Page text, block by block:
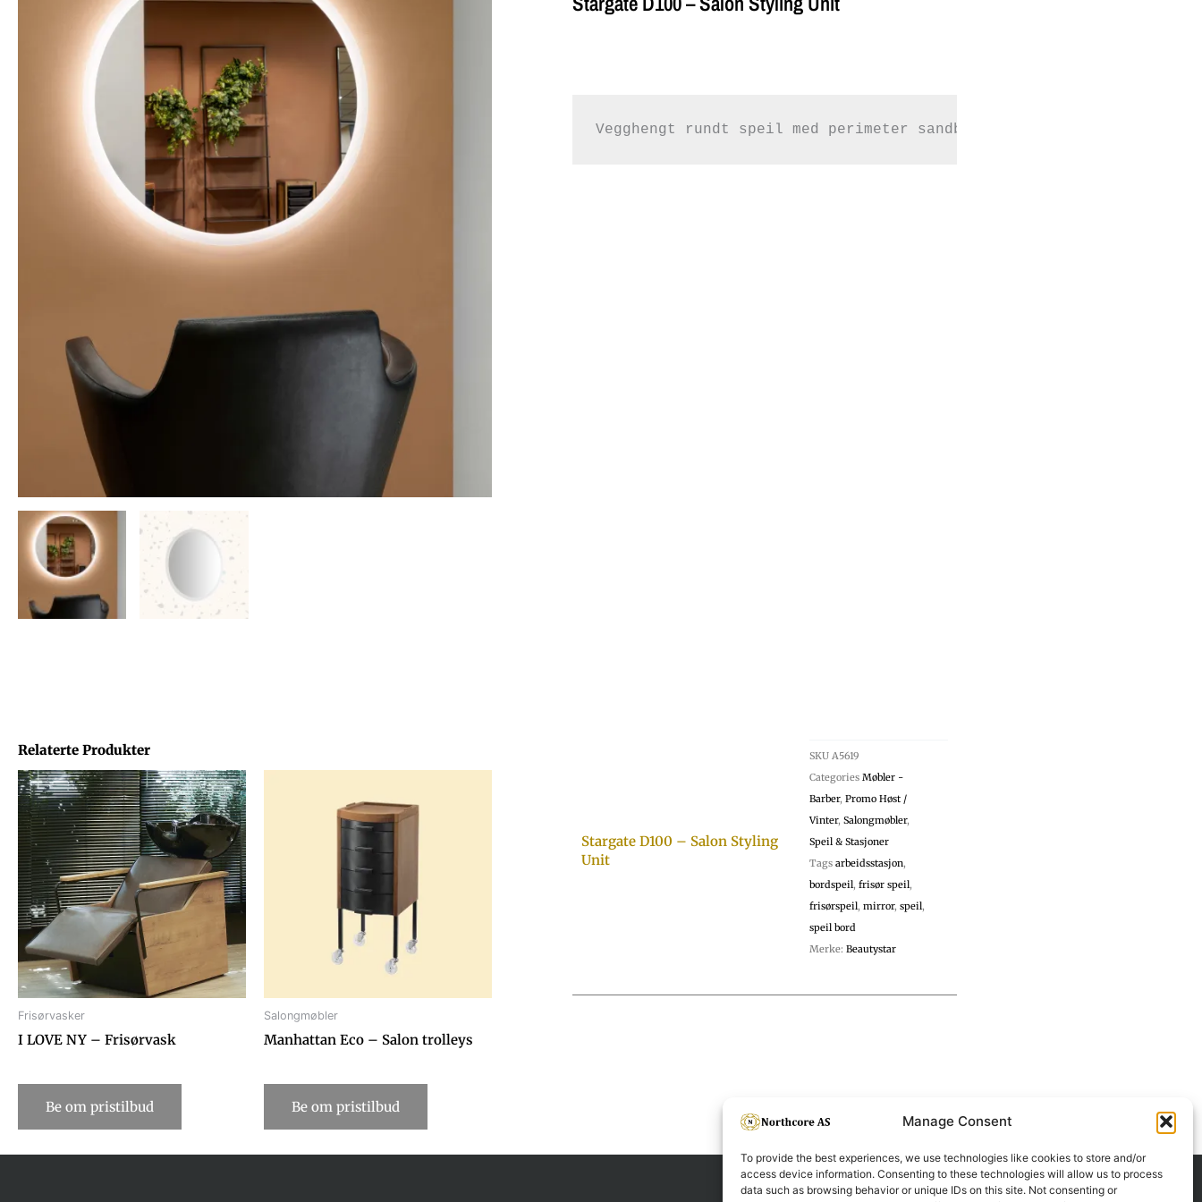
Manage Consent
To provide the best experiences, we use technologies like cookies to store and/or
access device information. Consenting to these technologies will allow us to process
data such as browsing behavior or unique IDs on this site. Not consenting or
Vegghengt rundt speil med perimeter sandblåsing og led belysning.
Relaterte Produkter
Frisørvasker
I LOVE NY – Frisørvask
Be om pristilbud
Salongmøbler
Manhattan Eco – Salon trolleys
Be om pristilbud
Stargate D100 – Salon Styling
Unit
SKU A5619
Categories Møbler -
Barber, Promo Høst /
Vinter, Salongmøbler,
Speil & Stasjoner
Tags arbeidsstasjon,
bordspeil, frisør speil,
frisørspeil, mirror, speil,
speil bord
Merke: Beautystar